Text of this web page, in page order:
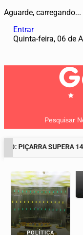
Aguarde, carregando...
Entrar
Quinta-feira, 06 de
Pesquisar
PIÇARRA SUPERA 143
EM ALTA
POLÍTICA